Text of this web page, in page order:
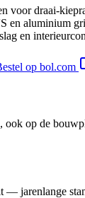
voor draai-
en aluminium
en
op bol.com
ook op de
— jarenlange